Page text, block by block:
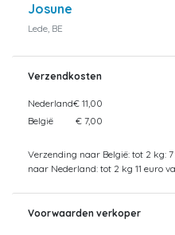
Josune
Lede, BE
Verzendkosten
Nederland€ 11,00
België
€ 7,00
Verzending naar België: tot 2 kg:
naar Nederland: tot 2 kg 11 euro
Voorwaarden verkoper